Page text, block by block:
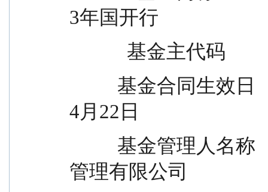
3年国开行
基金主代码
4月22日
管理有限公司